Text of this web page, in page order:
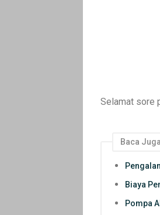
Selamat sore
Baca Juga
Biaya
Pompa